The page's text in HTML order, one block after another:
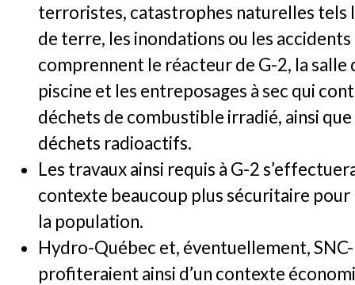
terroristes, catastrophes naturelles tels
de terre, les inondations ou les
comprennent le réacteur de G-2, la salle
piscine et les entreposages à sec qui
déchets de combustible irradié, ainsi
déchets radioactifs.
Les travaux ainsi requis à G-2
contexte beaucoup plus sécuritaire
la population.
Hydro-Québec et, éventuellement,
profiteraient ainsi d’un contexte